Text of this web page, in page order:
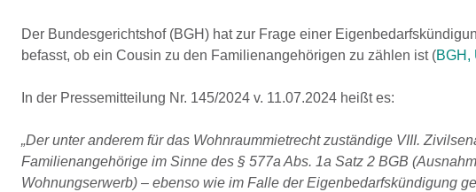
Der Bundesgerichtshof (BGH) hat zur Frage einer
befasst, ob ein Cousin zu den Familienangehörigen zu zählen ist (BGH,
In der Pressemitteilung Nr. 145/2024 v. 11.07.2024 heißt es:
„Der unter anderem für das Wohnraummietrecht zuständige VIII.
Familienangehörige im Sinne des § 577a Abs. 1a Satz 2 BGB
Wohnungserwerb) – ebenso wie im Falle der Eigenbedarfskündigung